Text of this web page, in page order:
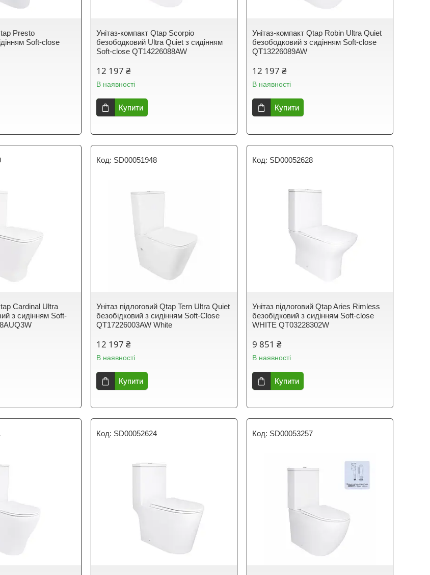
Presto
Soft-close
Унітаз-компакт Qtap Scorpio
безободковий Ultra Quiet з сидінням
Soft-close QT14226088AW
12 197 ₴
В наявності
Купити
Унітаз-компакт Qtap Robin Ultra Quiet
безободковий з сидінням Soft-close
QT13226089AW
12 197 ₴
В наявності
Купити
Cardinal Ultra
з сидінням Soft-
SD00051948
Унітаз підлоговий Qtap Tern Ultra Quiet
безобідковий з сидінням Soft-Close
QT17226003AW White
12 197 ₴
В наявності
Купити
SD00052628
Унітаз підлоговий Qtap Aries Rimless
безобідковий з сидінням Soft-close
WHITE QT03228302W
9 851 ₴
В наявності
Купити
SD00052624 SD00053257